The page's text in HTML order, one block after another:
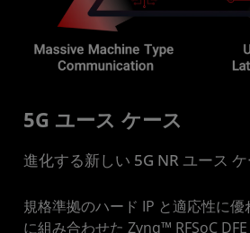
5G ユース ケース
進化する新しい 5G NR ユース
規格準拠のハード IP と適応性に
に組み合わせた Zynq™ RFSoC